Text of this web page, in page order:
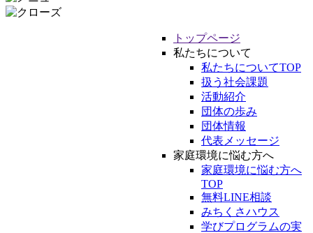
トップページ
私たちについて
私たちについてTOP
扱う社会課題
活動紹介
団体の歩み
団体情報
代表メッセージ
家庭環境に悩む方へ
家庭環境に悩む方へ
TOP
無料LINE相談
みちくさハウス
学びプログラムの実